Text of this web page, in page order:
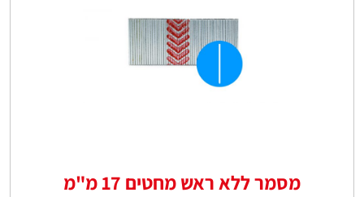
מסמר ללא ראש מחטים 17 מ"מ